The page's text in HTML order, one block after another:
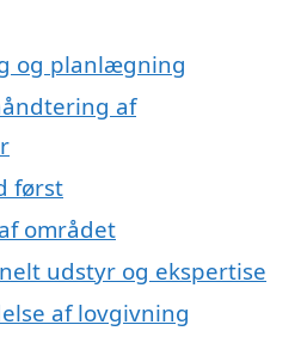
og planlægning
af
først
området
udstyr og ekspertise
af lovgivning